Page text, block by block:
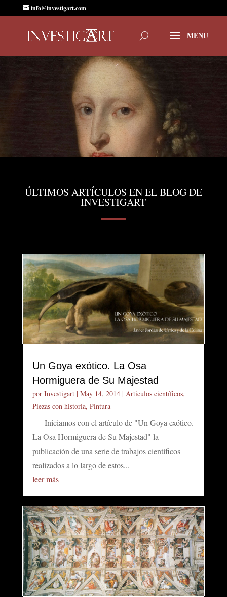
info@investigart.com
ÚLTIMOS ARTÍCULOS EN EL BLOG DE
INVESTIGART
Un Goya exótico. La Osa
Hormiguera de Su Majestad
por Investigart| May 14, 2014| Artículos científicos,
Piezas con historia, Pintura
Iniciamos con el artículo de "Un Goya exótico.
La Osa Hormiguera de Su Majestad" la
publicación de una serie de trabajos científicos
realizados a lo largo de estos...
leer más